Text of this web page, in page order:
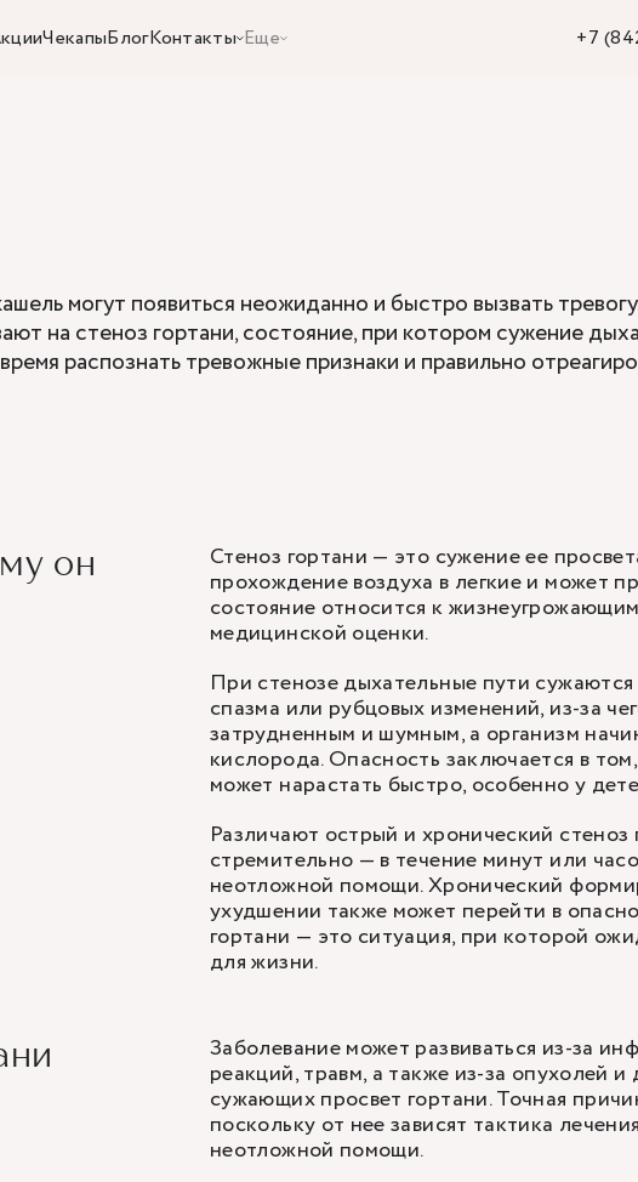
ЧекапыБлогКонтакты Еще +7
могут появиться неожиданно и быстро вызвать
на стеноз гортани, состояние, при котором сужение
распознать тревожные признаки и правильно
он
Стеноз гортани — это сужение ее
прохождение воздуха в легкие и может
состояние относится к
медицинской оценки.
При стенозе дыхательные пути сужаются
спазма или рубцовых изменений, из-за
затрудненным и шумным, а организм
кислорода. Опасность заключается в
может нарастать быстро, особенно у
Различают острый и хронический стеноз
стремительно — в течение минут или
неотложной помощи. Хронический
ухудшении также может перейти в
гортани — это ситуация, при которой
для жизни.
Заболевание может развиваться из-за
реакций, травм, а также из-за опухолей и
сужающих просвет гортани. Точная
поскольку от нее зависят тактика
неотложной помощи.